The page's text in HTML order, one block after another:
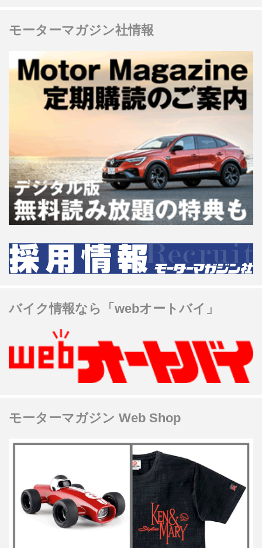
モーターマガジン社情報
バイク情報なら「webオートバイ」
モーターマガジン Web Shop